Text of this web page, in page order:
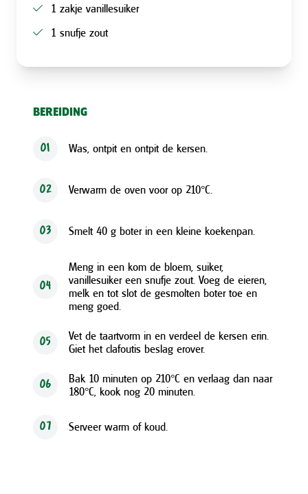
1 zakje vanillesuiker
1 snufje zout
BEREIDING
01 Was, ontpit en ontpit de kersen.
02 Verwarm de oven voor op 210°C.
03 Smelt 40 g boter in een kleine koekenpan.
04
Meng in een kom de bloem, suiker,
vanillesuiker een snufje zout. Voeg de eieren,
melk en tot slot de gesmolten boter toe en
meng goed.
05
Vet de taartvorm in en verdeel de kersen erin.
Giet het clafoutis beslag erover.
06
Bak 10 minuten op 210°C en verlaag dan naar
180°C, kook nog 20 minuten.
07 Serveer warm of koud.